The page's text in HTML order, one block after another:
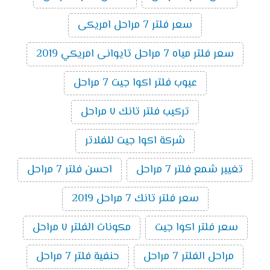
سعر فلتر 7 مراحل امريكى
سعر فلتر مياه 7 مراحل تايوانى امريكي 2019
عيوب فلتر اكوا جيت 7 مراحل
تركيب فلتر تانك ٧ مراحل
شركة اكوا جيت للفلاتر
تغيير شمع فلتر 7 مراحل
احسن فلتر 7 مراحل
سعر فلتر تانك 7 مراحل 2019
سعر فلتر اكوا جيت
مكونات الفلتر ٧ مراحل
مراحل الفلتر 7 مراحل
حنفية فلتر 7 مراحل